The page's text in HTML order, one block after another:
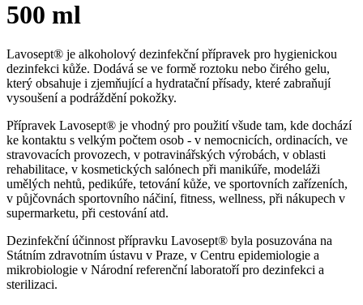
500 ml
Lavosept® je alkoholový dezinfekční přípravek pro hygienickou
dezinfekci kůže. Dodává se ve formě roztoku nebo čirého gelu,
který obsahuje i zjemňující a hydratační přísady, které zabraňují
vysoušení a podráždění pokožky.
Přípravek Lavosept® je vhodný pro použití všude tam, kde dochází
ke kontaktu s velkým počtem osob - v nemocnicích, ordinacích, ve
stravovacích provozech, v potravinářských výrobách, v oblasti
rehabilitace, v kosmetických salónech při manikúře, modeláži
umělých nehtů, pedikúře, tetování kůže, ve sportovních zařízeních,
v půjčovnách sportovního náčiní, fitness, wellness, při nákupech v
supermarketu, při cestování atd.
Dezinfekční účinnost přípravku Lavosept® byla posuzována na
Státním zdravotním ústavu v Praze, v Centru epidemiologie a
mikrobiologie v Národní referenční laboratoří pro dezinfekci a
sterilizaci.